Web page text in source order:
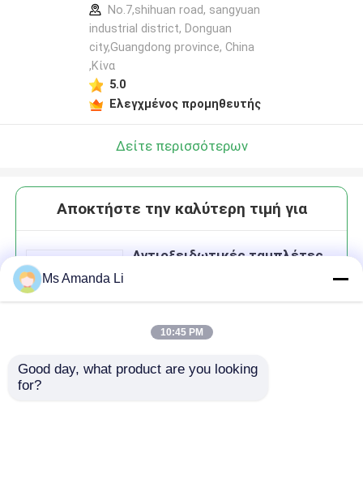
κατασκευαστή
No.7,shihuan road, sangyuan
industrial district, Donguan
city,Guangdong province, China
,Κίνα
5.0
Ελεγχμένος προμηθευτής
Δείτε περισσότερων
Αποκτήστε την καλύτερη τιμή για
Αντιοξειδωτικές ταμπλέτες
Να συνεχίσει
Ms Amanda Li
10:45 PM
Good day, what product are you looking
for?